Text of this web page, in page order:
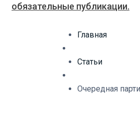
обязательные публикации.
Главная
Статьи
Очередная